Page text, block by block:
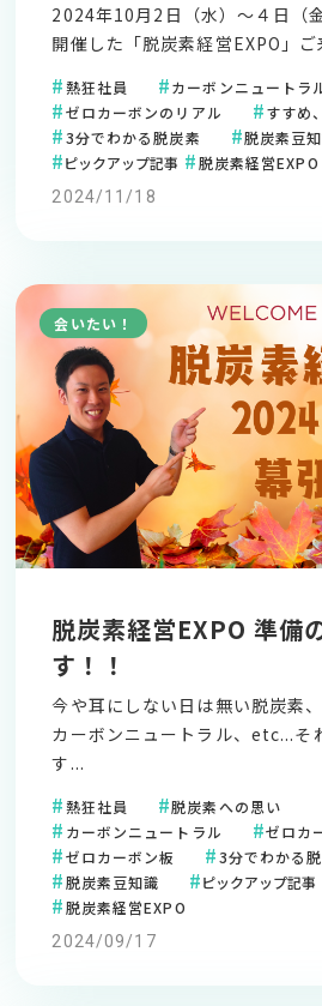
2024年10月2日（水）～４日（
開催した「脱炭素経営EXPO」
熱狂社員 カーボンニュートラ
ゼロカーボンのリアル
すすめ
3分でわかる脱炭素
脱炭素豆
ピックアップ記事
脱炭素経営EXPO
2024/11/18
会いたい！
脱炭素経営EXPO 準備
す！！
今や耳にしない日は無い脱炭素、
カーボンニュートラル、etc...そ
す...
熱狂社員
脱炭素への思い
カーボンニュートラル
ゼロカ
ゼロカーボン板
3分でわかる
脱炭素豆知識
ピックアップ記事
脱炭素経営EXPO
2024/09/17